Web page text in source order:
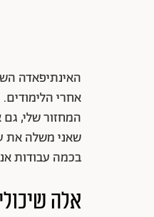
האינתיפאדה
אחרי
המחזור שלי,
שאני משלה את
בכמה עבודות
אלה